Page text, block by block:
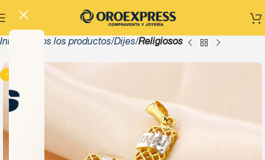
Inicio Todos los productos Dijes Religiosos
-13%